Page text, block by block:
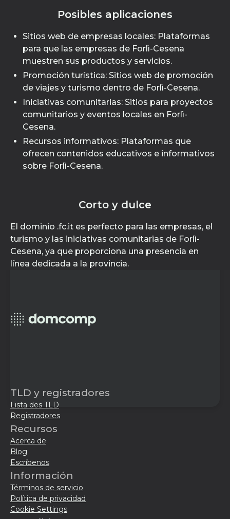
Posibles aplicaciones
Sitios web de empresas locales: Plataformas
para que las empresas de Forlì-Cesena
muestren sus productos y servicios.
Promoción turística: Sitios web de promoción
de viajes y turismo dentro de Forlì-Cesena.
Iniciativas comunitarias: Sitios para proyectos
comunitarios y eventos locales en Forlì-
Cesena.
Recursos informativos: Plataformas que
ofrecen contenidos educativos e informativos
sobre Forlì-Cesena.
Corto y dulce
El dominio .fc.it es perfecto para las empresas, el
turismo y las iniciativas comunitarias de Forlì-
Cesena, ya que proporciona una presencia en
línea dedicada a la provincia.
TLD y registradores
Lista des TLD
Registradores
Recursos
Acerca de
Blog
Escríbenos
Información
Términos de servicio
Política de privacidad
Cookie Settings